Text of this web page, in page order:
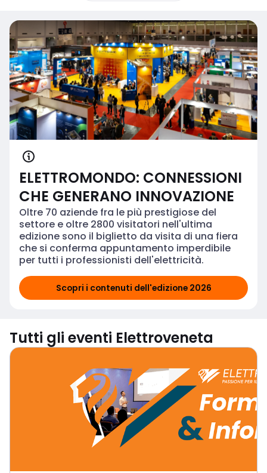
ELETTROMONDO: CONNESSIONI
CHE GENERANO INNOVAZIONE
Oltre 70 aziende fra le più prestigiose del
settore e oltre 2800 visitatori nell'ultima
edizione sono il biglietto da visita di una fiera
che si conferma appuntamento imperdibile
per tutti i professionisti dell'elettricità.
ELETTROMONDO:
Scopri i contenuti dell'edizione 2026
Tutti gli eventi Elettroveneta